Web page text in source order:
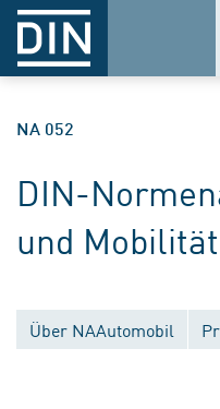
NA 052
DIN-
und
Über NAAutomobil